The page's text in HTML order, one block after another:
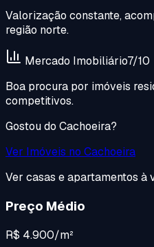
Valorização constante,
região norte.
Mercado Imobiliário7/10
Boa procura por imóveis
competitivos.
Gostou do Cachoeira?
Ver Imóveis no Cachoeira
Ver casas e apartamentos à
Preço Médio
R$ 4.900/m²